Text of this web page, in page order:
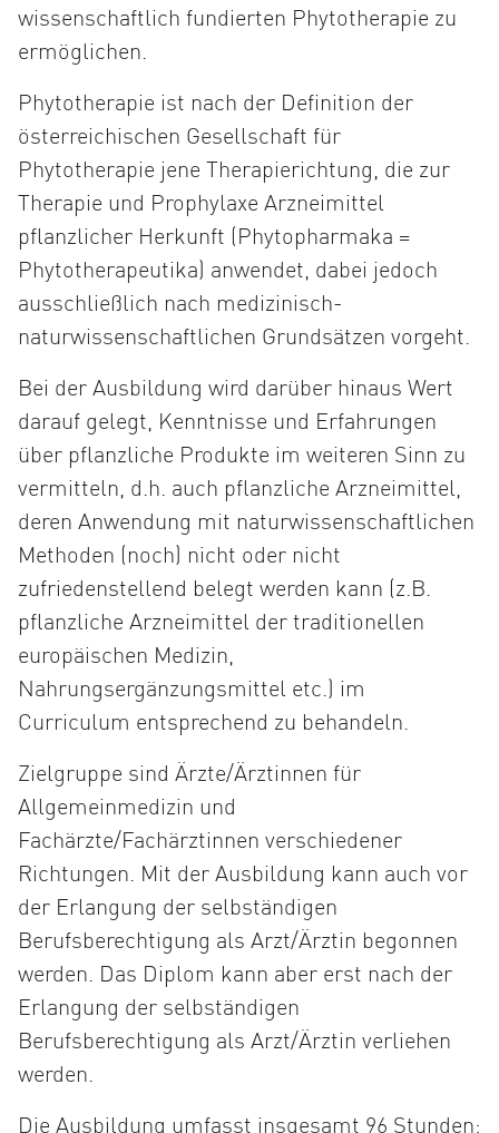
wissenschaftlich fundierten Phytotherapie zu
ermöglichen.
Phytotherapie ist nach der Definition der
österreichischen Gesellschaft für
Phytotherapie jene Therapierichtung, die zur
Therapie und Prophylaxe Arzneimittel
pflanzlicher Herkunft (Phytopharmaka =
Phytotherapeutika) anwendet, dabei jedoch
ausschließlich nach medizinisch-
naturwissenschaftlichen Grundsätzen vorgeht.
Bei der Ausbildung wird darüber hinaus Wert
darauf gelegt, Kenntnisse und Erfahrungen
über pflanzliche Produkte im weiteren Sinn zu
vermitteln, d.h. auch pflanzliche Arzneimittel,
deren Anwendung mit naturwissenschaftlichen
Methoden (noch) nicht oder nicht
zufriedenstellend belegt werden kann (z.B.
pflanzliche Arzneimittel der traditionellen
europäischen Medizin,
Nahrungsergänzungsmittel etc.) im
Curriculum entsprechend zu behandeln.
Zielgruppe sind Ärzte/Ärztinnen für
Allgemeinmedizin und
Fachärzte/Fachärztinnen verschiedener
Richtungen. Mit der Ausbildung kann auch vor
der Erlangung der selbständigen
Berufsberechtigung als Arzt/Ärztin begonnen
werden. Das Diplom kann aber erst nach der
Erlangung der selbständigen
Berufsberechtigung als Arzt/Ärztin verliehen
werden.
Die Ausbildung umfasst insgesamt 96 Stunden;